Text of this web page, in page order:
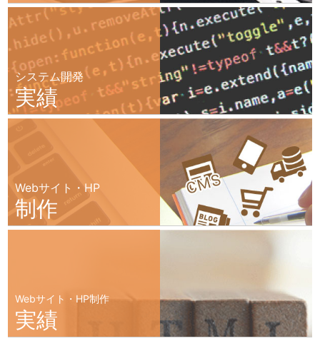
システム開発
実績
Webサイト・HP
制作
Webサイト・HP制作
実績